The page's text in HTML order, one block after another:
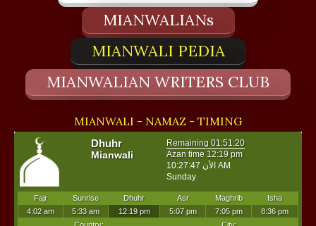
MIANWALIANs
MIANWALI PEDIA
MIANWALIAN WRITERS CLUB
MIANWALI - NAMAZ - TIMING